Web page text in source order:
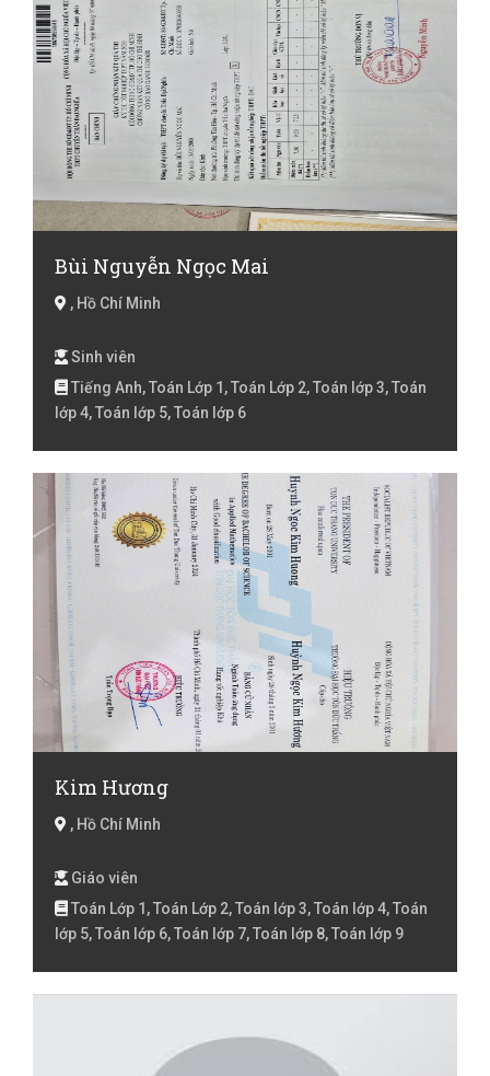
Bùi Nguyễn Ngọc Mai
, Hồ Chí Minh
Sinh viên
Tiếng Anh, Toán Lớp 1, Toán Lớp 2, Toán lớp 3, Toán
lớp 4, Toán lớp 5, Toán lớp 6
Kim Hương
, Hồ Chí Minh
Giáo viên
Toán Lớp 1, Toán Lớp 2, Toán lớp 3, Toán lớp 4, Toán
lớp 5, Toán lớp 6, Toán lớp 7, Toán lớp 8, Toán lớp 9